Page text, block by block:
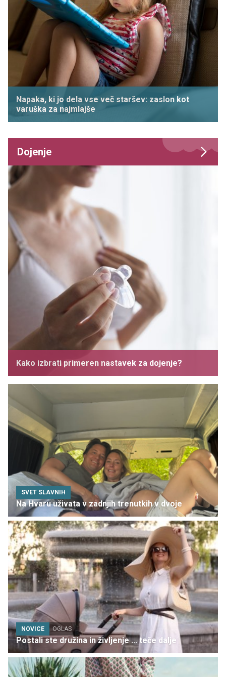
Napaka, ki jo dela vse več staršev: zaslon kot
varuška za najmlajše
Dojenje
Kako izbrati primeren nastavek za dojenje?
SVET SLAVNIH
Na Hvaru uživata v zadnjih trenutkih v dvoje
NOVICE OGLAS
Postali ste družina in življenje ... teče dalje